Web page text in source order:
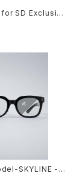
SD Exclusiv
SKYLINE -P